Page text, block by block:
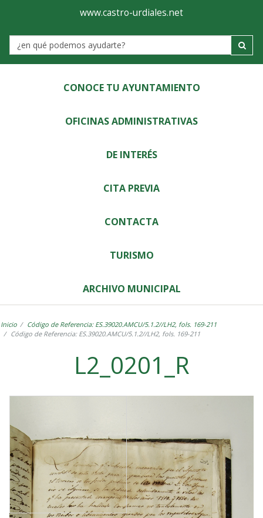
Ayuntamiento
de
Castro-
Urdiales
www.castro-urdiales.net
Label
CONOCE TU AYUNTAMIENTO
OFICINAS ADMINISTRATIVAS
DE INTERÉS
CITA PREVIA
CONTACTA
TURISMO
ARCHIVO MUNICIPAL
Inicio
Código de Referencia: ES.39020.AMCU/5.1.2//LH2, fols. 169-211
Código de Referencia: ES.39020.AMCU/5.1.2//LH2, fols. 169-211
L2_0201_R